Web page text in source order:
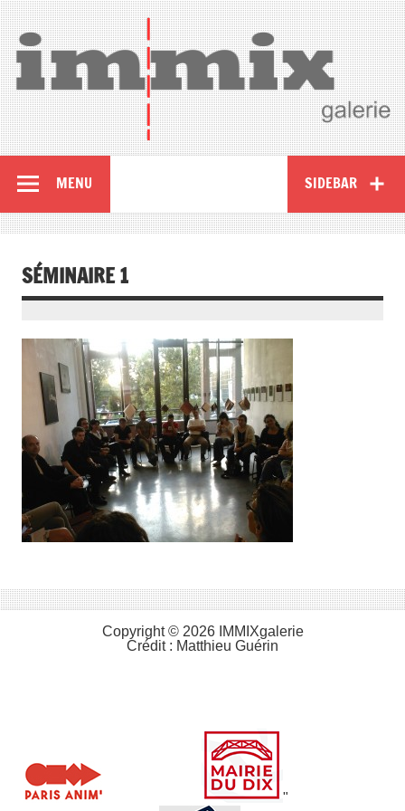
SIDEBAR
MENU
SÉMINAIRE 1
Copyright © 2026 IMMIXgalerie
Crédit : Matthieu Guérin
"